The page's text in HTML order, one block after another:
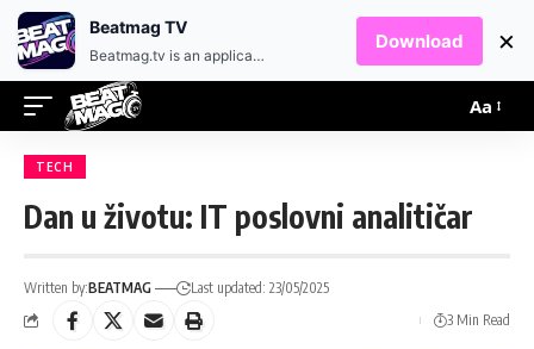
Aa
TECH
Dan u životu: IT poslovni analitičar
Written by:BEATMAG
Last updated: 23/05/2025
3 Min Read
Beatmag TV
Beatmag.tv is an application designed for fans of electronic music.
Download ×